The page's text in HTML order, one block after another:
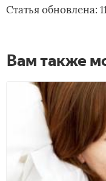
Статья обновлена:
Вам также